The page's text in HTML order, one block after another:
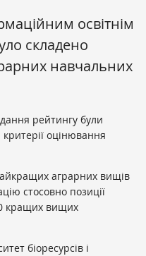
освітнім
складено
навчальних
рейтингу були
критерії оцінювання
аграрних вищів
стосовно позиції
кращих вищих
біоресурсів і